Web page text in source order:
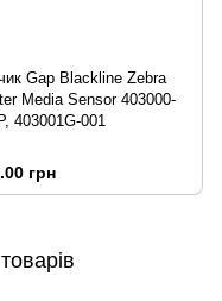
Gap Blackline Zebra
Media Sensor 403000-
403001G-001
грн